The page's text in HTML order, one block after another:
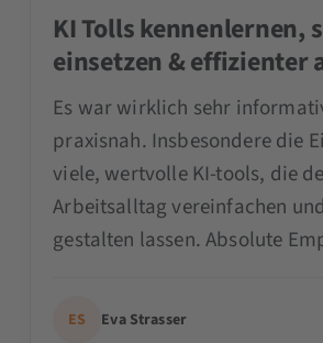
KI Tolls kennenlernen,
einsetzen & effizienter
Es war wirklich sehr
praxisnah. Insbesondere die
viele, wertvolle KI-tools, die
Arbeitsalltag vereinfachen
gestalten lassen. Absolute
ES Eva Strasser